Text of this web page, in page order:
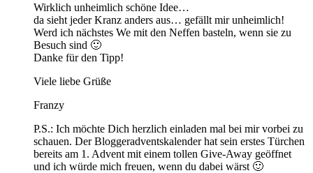
Wirklich unheimlich schöne Idee…
da sieht jeder Kranz anders aus… gefällt mir unheimlich!
Werd ich nächstes We mit den Neffen basteln, wenn sie zu
Besuch sind 🙂
Danke für den Tipp!
Viele liebe Grüße
Franzy
P.S.: Ich möchte Dich herzlich einladen mal bei mir vorbei zu
schauen. Der Bloggeradventskalender hat sein erstes Türchen
bereits am 1. Advent mit einem tollen Give-Away geöffnet
und ich würde mich freuen, wenn du dabei wärst 🙂